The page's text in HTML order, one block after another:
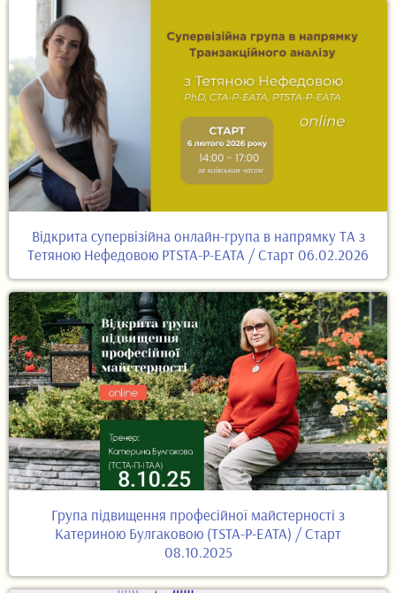
Відкрита супервізійна онлайн-група в напрямку ТА з
Тетяною Нефедовою PTSTA-P-EATA / Старт 06.02.2026
Група підвищення професійної майстерності з
Катериною Булгаковою (TSTA-P-EATA) / Старт
08.10.2025